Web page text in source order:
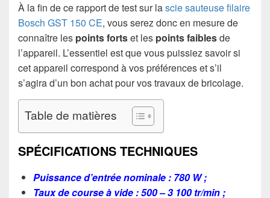
À la fin de ce rapport de test sur lascie sauteuse filaire
Bosch GST 150 CE, vous serez donc en mesure de
connaître les points fortset les points faiblesde
l’appareil. L’essentiel est que vous puissiez savoir si
cet appareil correspond à vos préférences et s’il
s’agira d’un bon achat pour vos travaux de bricolage.
Table de matières
SPÉCIFICATIONS TECHNIQUES
Puissance d’entrée nominale : 780 W ;
Taux de course à vide : 500 – 3 100 tr/min ;